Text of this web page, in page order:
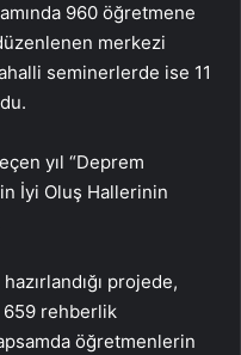
960 öğretmene
merkezi
seminerlerde ise 11
yıl “Deprem
İyi Oluş Hallerinin
projede,
rehberlik
öğretmenlerin